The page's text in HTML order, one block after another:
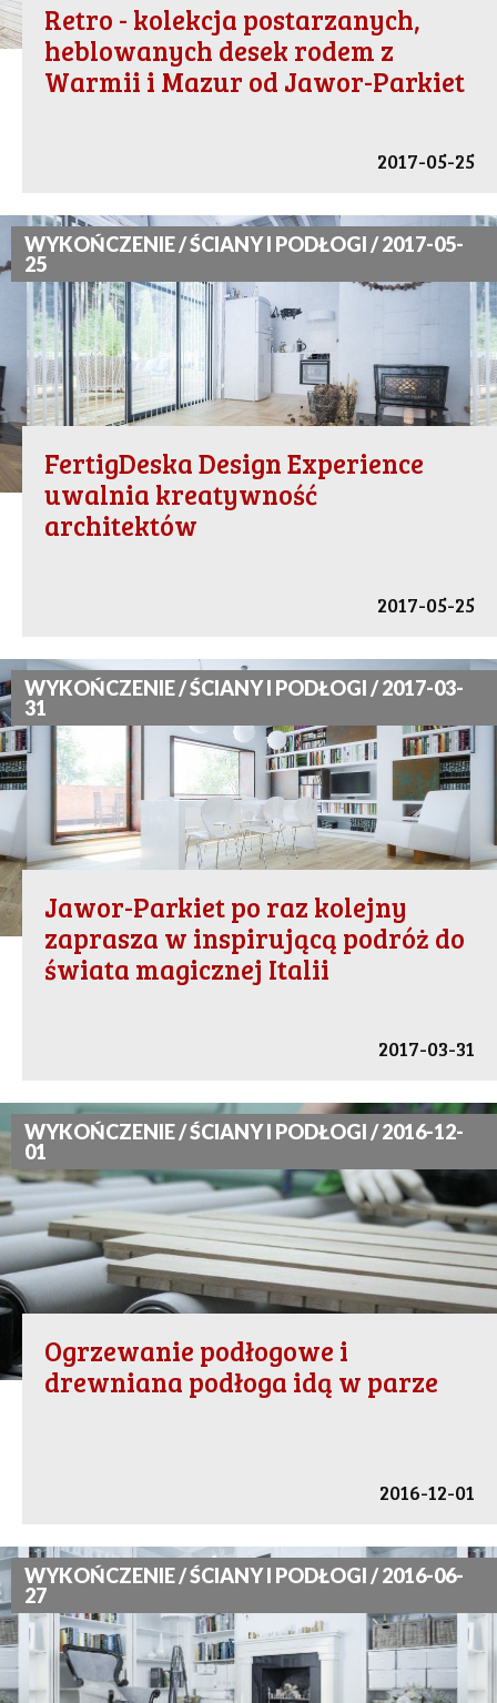
Retro - kolekcja postarzanych,
heblowanych desek rodem z
Warmii i Mazur od Jawor-Parkiet
2017-05-25
WYKOŃCZENIE / ŚCIANY I PODŁOGI / 2017-05-
25
FertigDeska Design Experience
uwalnia kreatywność
architektów
2017-05-25
WYKOŃCZENIE / ŚCIANY I PODŁOGI / 2017-03-
31
Jawor-Parkiet po raz kolejny
zaprasza w inspirującą podróż do
świata magicznej Italii
2017-03-31
WYKOŃCZENIE / ŚCIANY I PODŁOGI / 2016-12-
01
Ogrzewanie podłogowe i
drewniana podłoga idą w parze
2016-12-01
WYKOŃCZENIE / ŚCIANY I PODŁOGI / 2016-06-
27